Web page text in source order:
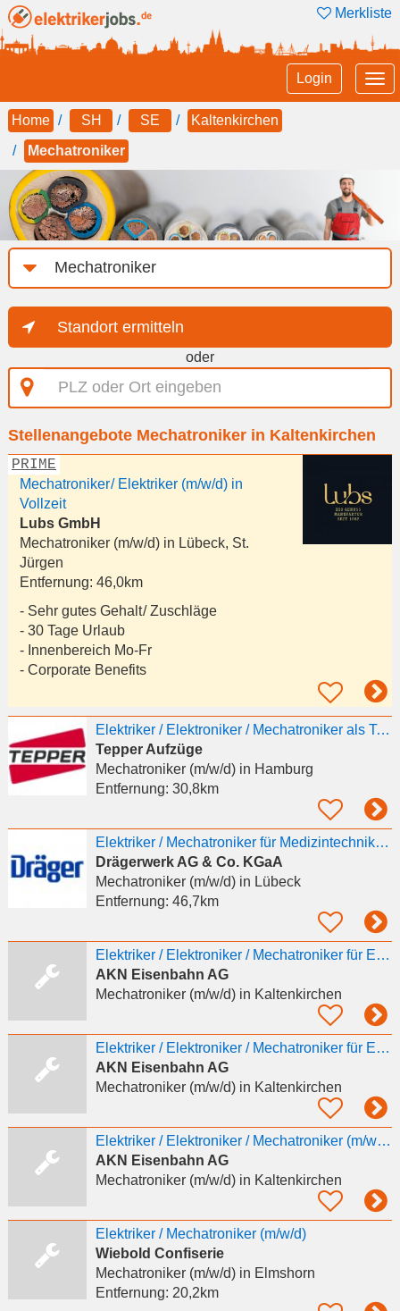
Merkliste
Login
Home SH SE
Kaltenkirchen
Mechatroniker
Job-
Kategorie
Standort ermitteln
oder
PLZ
oder
eingeben
Stellenangebote Mechatroniker in Kaltenkirchen
PRIME
Mechatroniker / Elektriker (m/w/d) in
Vollzeit
Lubs GmbH
Mechatroniker (m/w/d) in Lübeck, St.
Jürgen
Entfernung: 46,0km
- Sehr gutes Gehalt / Zuschläge
- 30 Tage Urlaub
- Innenbereich Mo-Fr
- Corporate Benefits
Elektriker / Elektroniker / Mechatroniker als Technischer Einsteller für Aufzugsanlagen (m/w/d)
Tepper Aufzüge
Mechatroniker (m/w/d)in Hamburg
Entfernung: 30,8km
Elektriker / Mechatroniker für Medizintechnik (m/w/d), Raum Schwäbisch Hall, Ostalbkreis
Drägerwerk AG & Co. KGaA
Mechatroniker (m/w/d)in Lübeck
Entfernung: 46,7km
Elektriker / Elektroniker / Mechatroniker für Elektroanlagen (m/w/d)
AKN Eisenbahn AG
Mechatroniker (m/w/d)in Kaltenkirchen
Elektriker / Elektroniker / Mechatroniker für Elektroanlagen (m/w/d)
AKN Eisenbahn AG
Mechatroniker (m/w/d)in Kaltenkirchen
Elektriker / Elektroniker / Mechatroniker (m/w/d) für 50Hz Elektroanlagen
AKN Eisenbahn AG
Mechatroniker (m/w/d)in Kaltenkirchen
Elektriker / Mechatroniker (m/w/d)
Wiebold Confiserie
Mechatroniker (m/w/d)in Elmshorn
Entfernung: 20,2km